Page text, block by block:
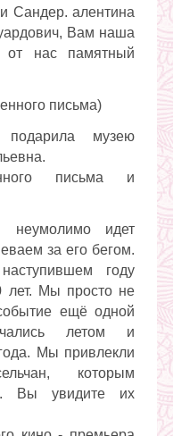
Сандер. алентина
Вам наша
от нас памятный
письма)
музею
письма и
неумолимо идет
за его бегом.
году
лет. Мы просто не
ещё одной
летом и
Мы привлекли
которым
Вы увидите их